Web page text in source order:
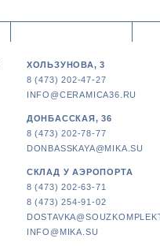
ХОЛЬЗУНОВА, 3
8 (473) 202-47-27
INFO@CERAMICA36.RU
ДОНБАССКАЯ, 36
8 (473) 202-78-77
DONBASSKAYA@MIKA.SU
СКЛАД У АЭРОПОРТА
8 (473) 202-63-71
8 (473) 254-91-02
INFO@MIKA.SU